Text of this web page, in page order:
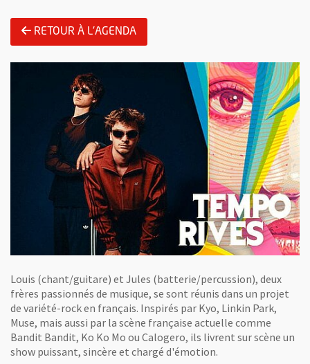
RETOUR À L'AGENDA
Louis (chant/guitare) et Jules (batterie/percussion), deux
frères passionnés de musique, se sont réunis dans un projet
de variété-rock en français. Inspirés par Kyo, Linkin Park,
Muse, mais aussi par la scène française actuelle comme
Bandit Bandit, Ko Ko Mo ou Calogero, ils livrent sur scène un
show puissant, sincère et chargé d'émotion.